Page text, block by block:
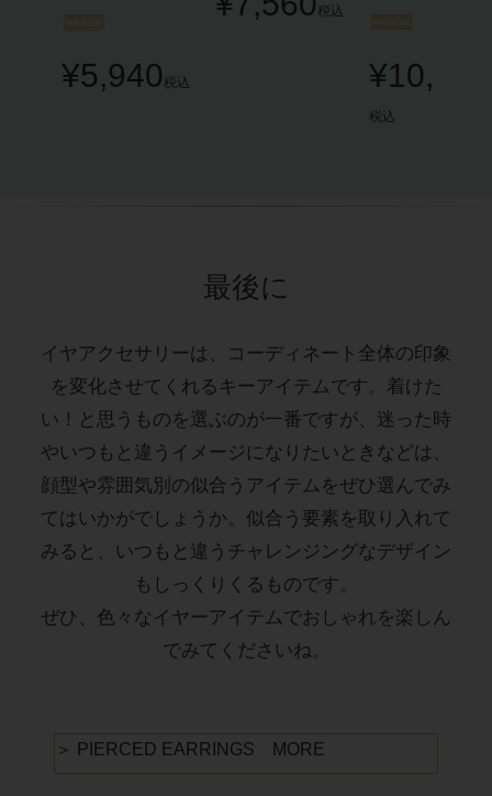
¥5,940税込
税込
¥10,800
税込
最後に
イヤアクセサリーは、コーディネート全体の印象
を変化させてくれるキーアイテムです。着けた
い！と思うものを選ぶのが一番ですが、迷った時
やいつもと違うイメージになりたいときなどは、
顔型や雰囲気別の似合うアイテムをぜひ選んでみ
てはいかがでしょうか。似合う要素を取り入れて
みると、いつもと違うチャレンジングなデザイン
もしっくりくるものです。
ぜひ、色々なイヤーアイテムでおしゃれを楽しん
でみてくださいね。
＞ PIERCED EARRINGS MORE